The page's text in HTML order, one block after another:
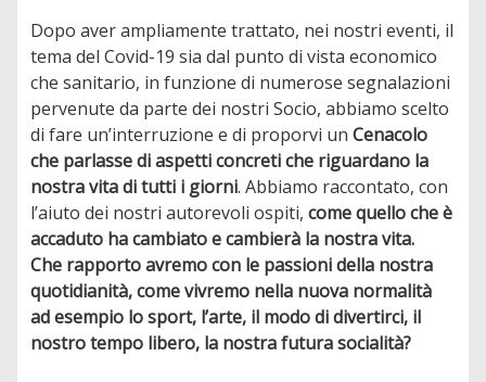
Dopo aver ampliamente trattato, nei nostri eventi, il
tema del Covid-19 sia dal punto di vista economico
che sanitario, in funzione di numerose segnalazioni
pervenute da parte dei nostri Socio, abbiamo scelto
di fare un’interruzione e di proporvi unCenacolo
che parlasse di aspetti concreti che riguardano la
nostra vita di tutti i giorni. Abbiamo raccontato, con
l’aiuto dei nostri autorevoli ospiti,come quello che è
accaduto ha cambiato e cambierà la nostra vita.
Che rapporto avremo con le passioni della nostra
quotidianità, come vivremo nella nuova normalità
ad esempio lo sport, l’arte, il modo di divertirci, il
nostro tempo libero, la nostra futura socialità?